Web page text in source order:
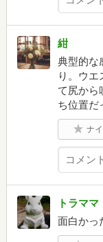
紺
典型的な
り。ウ
て尻から
ち位置だ
ナ
トラママ
面白かっ